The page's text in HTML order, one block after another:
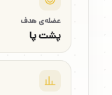
عضله‌ی هدف
پشت پا